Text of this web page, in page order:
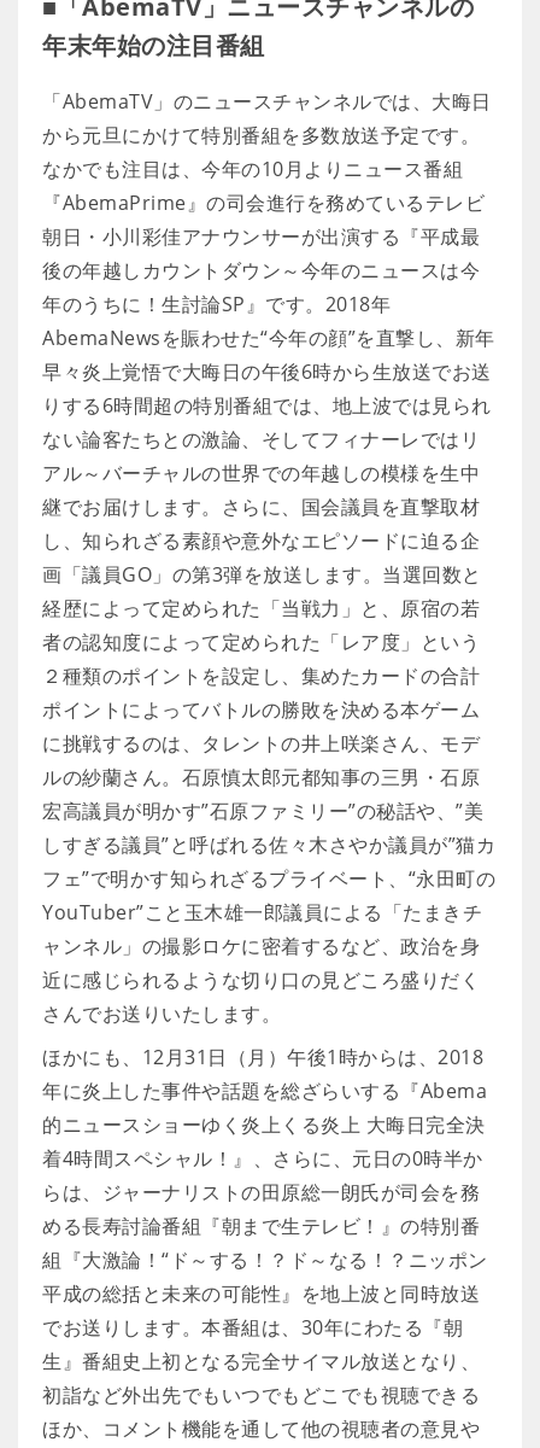
■「AbemaTV」ニュースチャンネルの
年末年始の注目番組
「AbemaTV」のニュースチャンネルでは、大晦日
から元旦にかけて特別番組を多数放送予定です。
なかでも注目は、今年の10月よりニュース番組
『AbemaPrime』の司会進行を務めているテレビ
朝日・小川彩佳アナウンサーが出演する『平成最
後の年越しカウントダウン～今年のニュースは今
年のうちに！生討論SP』です。2018年
AbemaNewsを賑わせた“今年の顔”を直撃し、新年
早々炎上覚悟で大晦日の午後6時から生放送でお送
りする6時間超の特別番組では、地上波では見られ
ない論客たちとの激論、そしてフィナーレではリ
アル～バーチャルの世界での年越しの模様を生中
継でお届けします。さらに、国会議員を直撃取材
し、知られざる素顔や意外なエピソードに迫る企
画「議員GO」の第3弾を放送します。当選回数と
経歴によって定められた「当戦力」と、原宿の若
者の認知度によって定められた「レア度」という
２種類のポイントを設定し、集めたカードの合計
ポイントによってバトルの勝敗を決める本ゲーム
に挑戦するのは、タレントの井上咲楽さん、モデ
ルの紗蘭さん。石原慎太郎元都知事の三男・石原
宏高議員が明かす”石原ファミリー”の秘話や、”美
しすぎる議員”と呼ばれる佐々木さやか議員が”猫カ
フェ”で明かす知られざるプライベート、“永田町の
YouTuber”こと玉木雄一郎議員による「たまきチ
ャンネル」の撮影ロケに密着するなど、政治を身
近に感じられるような切り口の見どころ盛りだく
さんでお送りいたします。
ほかにも、12月31日（月）午後1時からは、2018
年に炎上した事件や話題を総ざらいする『Abema
的ニュースショーゆく炎上くる炎上 大晦日完全決
着4時間スペシャル！』、さらに、元日の0時半か
らは、ジャーナリストの田原総一朗氏が司会を務
める長寿討論番組『朝まで生テレビ！』の特別番
組『大激論！“ド～する！？ド～なる！？ニッポン
平成の総括と未来の可能性』を地上波と同時放送
でお送りします。本番組は、30年にわたる『朝
生』番組史上初となる完全サイマル放送となり、
初詣など外出先でもいつでもどこでも視聴できる
ほか、コメント機能を通して他の視聴者の意見や